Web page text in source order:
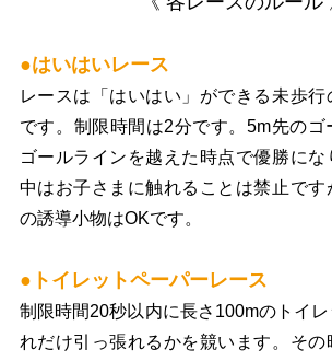
●はいはいレース
レースは「はいはい」ができる未歩行
です。制限時間は2分です。5m先のゴ
ゴールラインを越えた時点で優勝に
中はお子さまに触れることは禁止です
の誘導小物はOKです。
●トイレットペーパーレース
制限時間20秒以内に長さ100mのトイ
れだけ引っ張れるかを競います。その